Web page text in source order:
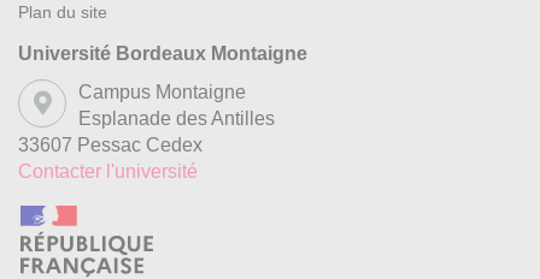
Plan du site
Université Bordeaux Montaigne
Campus Montaigne
Esplanade des Antilles
33607 Pessac Cedex
Contacter l'université